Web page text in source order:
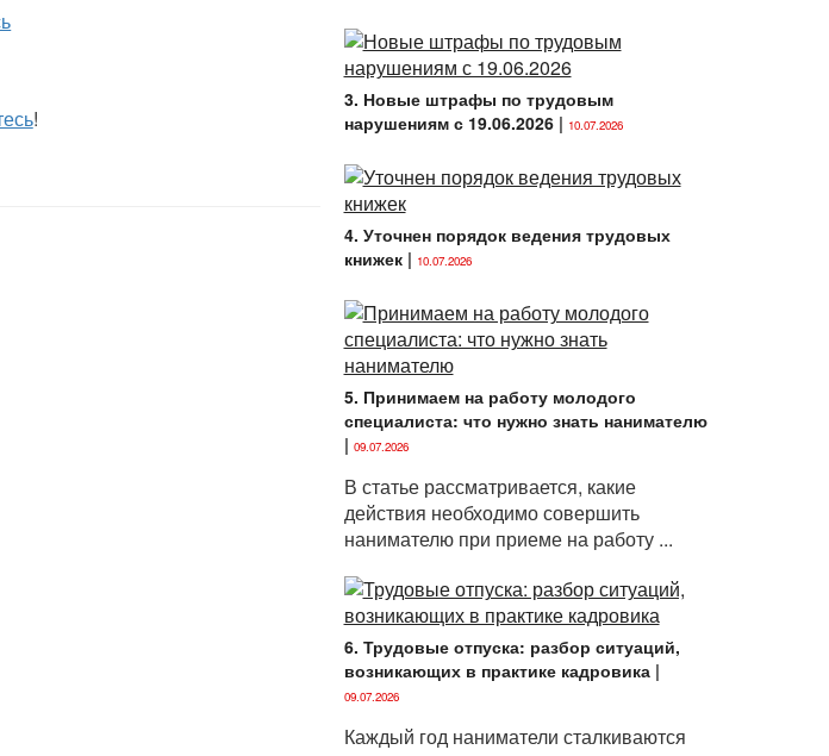
!
3. Новые штрафы по трудовым
нарушениям с 19.06.2026| 10.07.2026
4. Уточнен порядок ведения трудовых
книжек| 10.07.2026
5. Принимаем на работу молодого
специалиста: что нужно знать нанимателю
| 09.07.2026
В статье рассматривается, какие
действия необходимо совершить
нанимателю при приеме на работу ...
6. Трудовые отпуска: разбор ситуаций,
возникающих в практике кадровика|
09.07.2026
Каждый год наниматели сталкиваются